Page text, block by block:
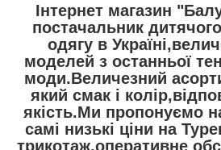
Інтернет магазин
постачальник
одягу в
моделей з останньої
моди.Величезний
який смак і
якість.Ми пропонуємо
самі низькі ціни на
трикотаж,оперативне